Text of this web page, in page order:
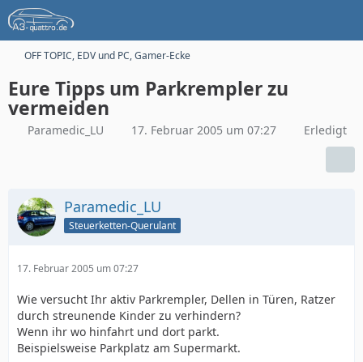
OFF TOPIC, EDV und PC, Gamer-Ecke
Eure Tipps um Parkrempler zu
vermeiden
Paramedic_LU 17. Februar 2005 um 07:27 Erledigt
Paramedic_LU
Steuerketten-Querulant
17. Februar 2005 um 07:27
Wie versucht Ihr aktiv Parkrempler, Dellen in Türen, Ratzer
durch streunende Kinder zu verhindern?
Wenn ihr wo hinfahrt und dort parkt.
Beispielsweise Parkplatz am Supermarkt.